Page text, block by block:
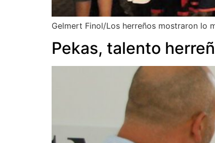
Gelmert Finol/Los herreños mostraron lo
Pekas, talento